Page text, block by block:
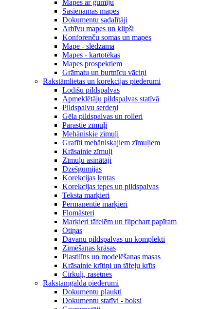
Mapes ar gumiju
Sasienamas mapes
Dokumentu sadalītāji
Arhīvu mapes un klipši
Konforenču somas un mapes
Mape - slēdzama
Mapes - kartotēkas
Mapes prospektiem
Grāmatu un burtnīcu vāciņi
Rakstāmlietas un korekcijas piederumi
Lodīšu pildspalvas
Apmeklētāju pildspalvas statīvā
Pildspalvu serdeņi
Gēla pildspalvas un rolleri
Parastie zīmuļi
Mehāniskie zīmuļi
Grafīti mehāniskajiem zīmuļiem
Krāsainie zīmuļi
Zīmuļu asinātāji
Dzēšgumijas
Korekcijas lentas
Korekcijas tepes un pildspalvas
Teksta marķieri
Permanentie marķieri
Flomāsteri
Marķieri tāfelēm un flipchart papīram
Otiņas
Dāvanu pildspalvas un komplekti
Zīmēšanas krāsas
Plastilīns un modelēšanas masas
Krāsainie krītiņi un tāfeļu krīts
Cirkuļi, rasetnes
Rakstāmgalda piederumi
Dokumentu plaukti
Dokumentu statīvi - boksi